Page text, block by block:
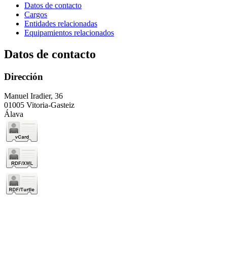
Datos de contacto
Cargos
Entidades relacionadas
Equipamientos relacionados
Datos de contacto
Dirección
Manuel Iradier, 36
01005 Vitoria-Gasteiz
Álava